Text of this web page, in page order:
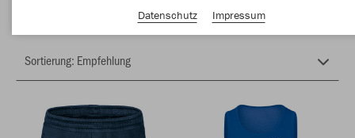
Datenschutz
Impressum